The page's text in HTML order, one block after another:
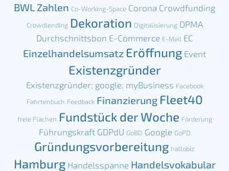
BWL Zahlen Co-Working-Space Corona Crowdfunding
Crowdlending Dekoration Digitalisierung DPMA
Durchschnittsbon E-Commerce E-Mail EC
Einzelhandelsumsatz Eröffnung Event
Existenzgründer
Existenzgründer; google; myBusiness Facebook
Fahrtenbuch Feedback Finanzierung Fleet40
freie Flächen Fundstück der Woche Förderung
Führungskraft GDPdU GoBD Google GoPD
Gründungsvorbereitung hallobiz
Hamburg Handelsspanne Handelsvokabular